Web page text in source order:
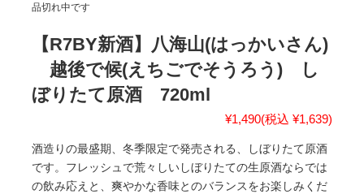
品切れ中です
【R7BY新酒】八海山(はっかいさん)
越後で候(えちごでそうろう) し
ぼりたて原酒 720ml
¥1,490(税込 ¥1,639)
酒造りの最盛期、冬季限定で発売される、しぼりたて原酒
です。フレッシュで荒々しいしぼりたての生原酒ならでは
の飲み応えと、爽やかな香味とのバランスをお楽しみくだ